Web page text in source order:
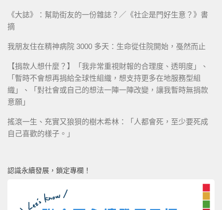
《大誌》：幫助街友的一份雜誌？／《社企是門好生意？》書
摘
我朋友住在精神病院 3000 多天：生命從住院開始，戞然而止
【捐款人想什麼？】「我非常重視財報的合理度、透明度」、
「暫時不會想再捐給全球性組織，想支持更多在地服務型組
織」、「對社會或自己的想法一陣一陣改變，讓我暫時無捐款
意願」
搖滾一生、充實又狼狽的樹木希林：「人都會死，至少要死成
自己喜歡的樣子。」
認識永續發展，鎖定專欄！